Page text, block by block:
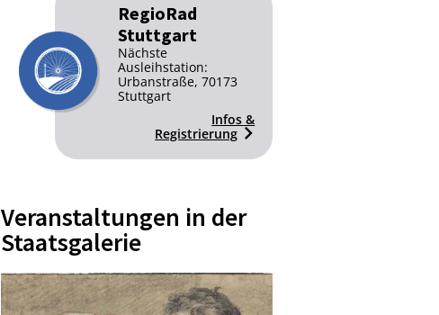
RegioRad
Stuttgart
Nächste
Ausleihstation:
Urbanstraße, 70173
Stuttgart
Infos &
Registrierung
Veranstaltungen in der
Staatsgalerie